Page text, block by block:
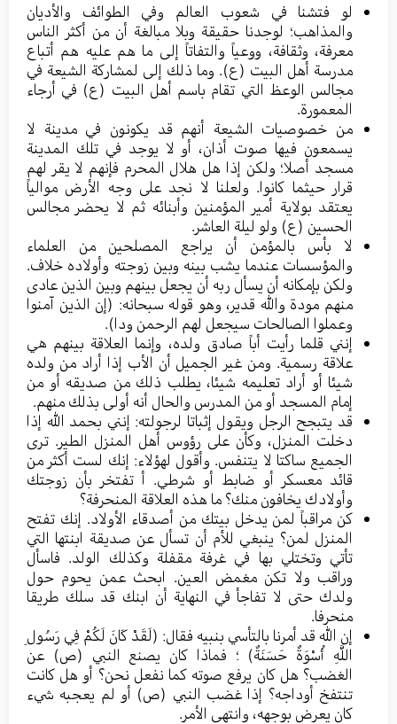
لو فتشنا في شعوب العالم وفي الطوائف والأديان
والمذاهب؛ لوجدنا حقيقة وبلا مبالغة أن من أكثر الناس
معرفة، وثقافة، ووعياً والتفاتاً إلى ما هم عليه هم أتباع
مدرسة أهل البيت (ع). وما ذلك إلى لمشاركة الشيعة في
مجالس الوعظ التي تقام باسم أهل البيت (ع) في أرجاء
المعمورة.
من خصوصيات الشيعة أنهم قد يكونون في مدينة لا
يسمعون فيها صوت أذان، أو لا يوجد في تلك المدينة
مسجد أصلا؛ ولكن إذا هل هلال المحرم فإنهم لا يقر لهم
قرار حيثما كانوا. ولعلنا لا نجد على وجه الأرض موالياً
يعتقد بولاية أمير المؤمنين وأبنائه ثم لا يحضر مجالس
الحسين (ع) ولو ليلة العاشر.
لا بأس بالمؤمن أن يراجع المصلحين من العلماء
والمؤسسات عندما يشب بينه وبين زوجته وأولاده خلاف.
ولكن بإمكانه أن يسأل ربه أن يجعل بينهم وبين الذين عادى
منهم مودة والله قدير، وهو قوله سبحانه: (إن الذين آمنوا
وعملوا الصالحات سيجعل لهم الرحمن ودا).
إنني قلما رأيت أباً صادق ولده، وإنما العلاقة بينهم هي
علاقة رسمية. ومن غير الجميل أن الأب إذا أراد من ولده
شيئا أو أراد تعليمه شيئا، يطلب ذلك من صديقه أو من
إمام المسجد أو من المدرس والحال أنه أولى بذلك منهم.
قد يتبجح الرجل ويقول إثباتا لرجولته: إنني بحمد الله إذا
دخلت المنزل، وكأن على رؤوس أهل المنزل الطير. ترى
الجميع ساكتا لا يتنفس. وأقول لهؤلاء: إنك لست أكثر من
قائد معسكر أو ضابط أو شرطي. أ تفتخر بأن زوجتك
وأولادك يخافون منك؟ ما هذه العلاقة المنحرفة؟
كن مراقباً لمن يدخل بيتك من أصدقاء الأولاد. إنك تفتح
المنزل لمن؟ ينبغي للأم أن تسأل عن صديقة ابنتها التي
تأتي وتختلي بها في غرفة مقفلة وكذلك الولد. فاسأل
وراقب ولا تكن مغمض العين. ابحث عمن يحوم حول
ولدك حتى لا تفاجأ في النهاية أن ابنك قد سلك طريقا
منحرفا.
إن الله قد أمرنا بالتأسي بنبيه فقال: (لَقَدْ كَانَ لَكُمْ فِي رَسُولِ
اللَّهِ أُسْوَةٌ حَسَنَةٌ) ؛ فماذا كان يصنع النبي (ص) عن
الغضب؟ هل كان يرفع صوته كما نفعل نحن؟ أو هل كانت
تنتفخ أوداجه؟ إذا غضب النبي (ص) أو لم يعجبه شيء
كان يعرض بوجهه، وانتهى الأمر.